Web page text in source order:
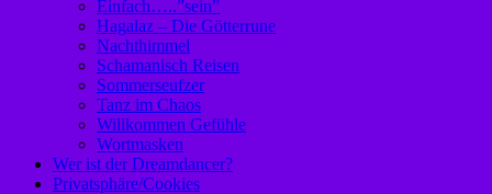
Einfach…..”sein”
Hagalaz – Die Götterrune
Nachthimmel
Schamanisch Reisen
Sommerseufzer
Tanz im Chaos
Willkommen Gefühle
Wortmasken
Wer ist der Dreamdancer?
Privatsphäre/Cookies